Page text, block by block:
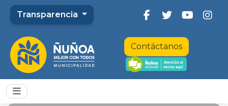
Transparencia
Contáctanos